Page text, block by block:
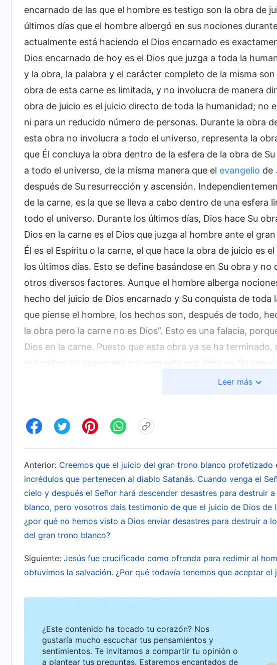
encarnado de las que el hombre es testigo son la obra de
últimos días que el hombre albergó en sus nociones
actualmente está haciendo el Dios encarnado es
Dios encarnado de hoy es el Dios que juzga a toda la
y la obra, la palabra y el carácter completo de la misma
obra de esta carne es limitada, y no involucra de manera
obra de juicio es el juicio directo de toda la humanidad; no
ni para un reducido número de personas. Durante la obra
esta obra no involucra a todo el universo, representa la
que Él concluya la obra dentro de la esfera de la obra de
a todo el universo, de la misma manera que el evangelio de
después de Su resurrección y ascensión.
de la carne, es la que se lleva a cabo dentro de una esfera
todo el universo. Durante los últimos días, Dios hace Su
Dios en la carne es el Dios que juzga al hombre ante el
Él es el Espíritu o la carne, el que hace la obra de juicio es
los últimos días. Esto se define basándose en Su obra y no
otros diversos factores. Aunque el hombre alberga
hecho del juicio de Dios encarnado y Su conquista de
que piense el hombre, los hechos son, después de todo,
la obra pero la carne no es Dios”. Esto es una falacia,
Dios en la carne. Puesto que esta obra ya se ha terminado,
el hombre no aparecerá por segunda vez; Dios en Su
completo toda la obra de gestión y no habrá una cuarta
entre los hombres.
La Palabra, Vol. I. La aparición y obra de Dios. La humanidad
Cristo de los últimos días usa una variedad de verdades
sustancia del hombre en evidencia y para diseccionar sus
comprenden verdades diversas tales como el deber del
Dios, cómo debe ser leal a Dios, cómo debe vivir una
carácter de Dios, etc. Todas estas palabras están dirigidas
corrupto. En particular, las palabras que exponen cómo el
realizar Su obra del juicio, Dios no aclara simplemente la
palabras; desenmascara y poda a largo plazo. Todos estos
desenmascaramiento y poda no pueden ser sustituidos
de la que el hombre carece por completo. Solo los
Leer más
Anterior: Creemos que el juicio del gran trono blanco
incrédulos que pertenecen al diablo Satanás. Cuando venga el
cielo y después el Señor hará descender desastres para destruir
blanco, pero vosotros dais testimonio de que el juicio de Dios de
¿por qué no hemos visto a Dios enviar desastres para destruir a
del gran trono blanco?
Siguiente: Jesús fue crucificado como ofrenda para redimir al
obtuvimos la salvación. ¿Por qué todavía tenemos que aceptar
¿Este contenido ha tocado tu corazón? Nos
gustaría mucho escuchar tus pensamientos y
sentimientos. Te invitamos a compartir tu opinión o
a plantear tus preguntas. Estaremos encantados de